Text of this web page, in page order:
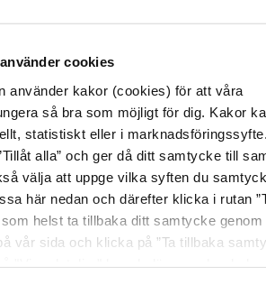
cookies
använder kakor (cookies) för att våra
så bra som möjligt för dig. Kakor
statistiskt eller i
alla” och ger då ditt samtycke till
välja att uppge vilka syften du
här nedan och därefter klicka i rutan
helst ta tillbaka ditt samtycke genom
vår sida och klicka på ”Ta tillbaka
hemtjänsten Södertälje
innehåller flera åtgårder
efter, bland annat att
för genomförandeplaner.
23
kommun